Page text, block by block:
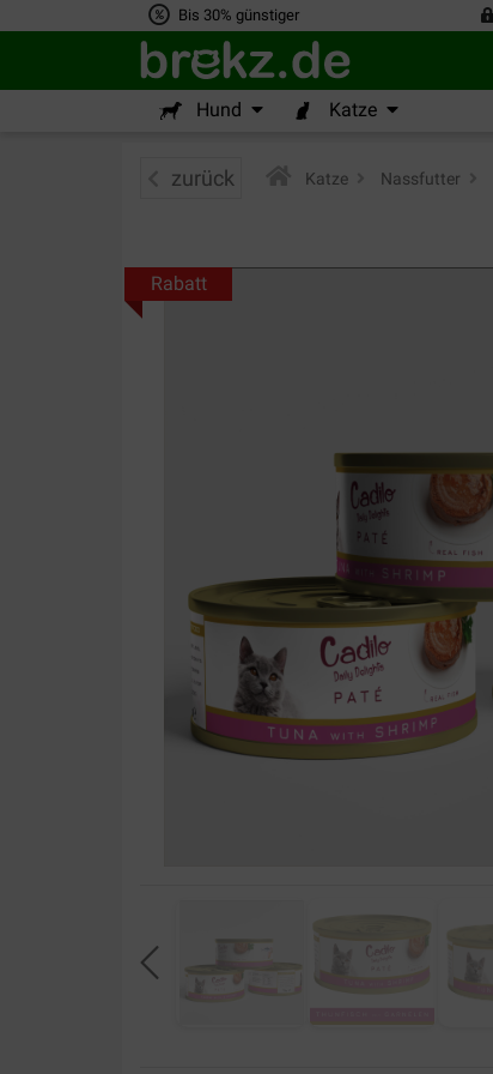
Bis 30% günstiger
Hund Katze
zurück Katze Nassfutter
Rabatt